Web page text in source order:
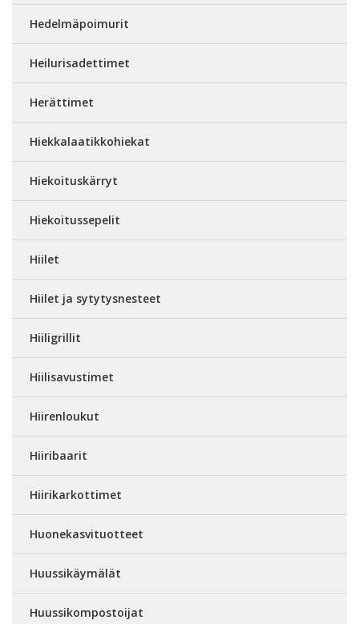
Hedelmäpoimurit
Heilurisadettimet
Herättimet
Hiekkalaatikkohiekat
Hiekoituskärryt
Hiekoitussepelit
Hiilet
Hiilet ja sytytysnesteet
Hiiligrillit
Hiilisavustimet
Hiirenloukut
Hiiribaarit
Hiirikarkottimet
Huonekasvituotteet
Huussikäymälät
Huussikompostoijat